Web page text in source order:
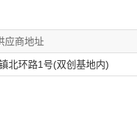
应商地址
北环路1号(双创基地内)